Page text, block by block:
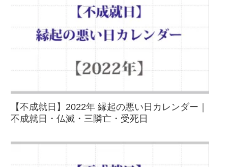
【不成就日】2022年 縁起の悪い日カレンダー｜
不成就日・仏滅・三隣亡・受死日